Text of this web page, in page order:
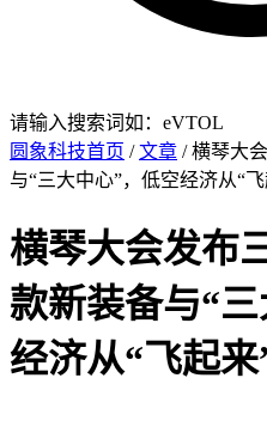
请输入搜索词如：eVTOL
圆象科技首页 /文章 / 横琴大
与“三大中心”，低空经济从“
横琴大会发布
款新装备与“
经济从“飞起